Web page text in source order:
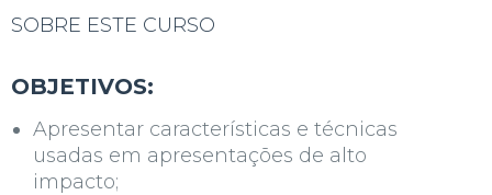
SOBRE ESTE CURSO
OBJETIVOS:
Apresentar características e técnicas
usadas em apresentações de alto
impacto;